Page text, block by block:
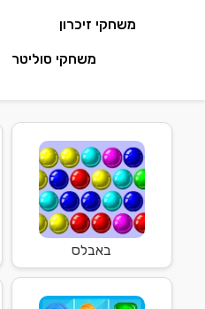
משחקי זיכרון
משחקי סוליטר
באבלס